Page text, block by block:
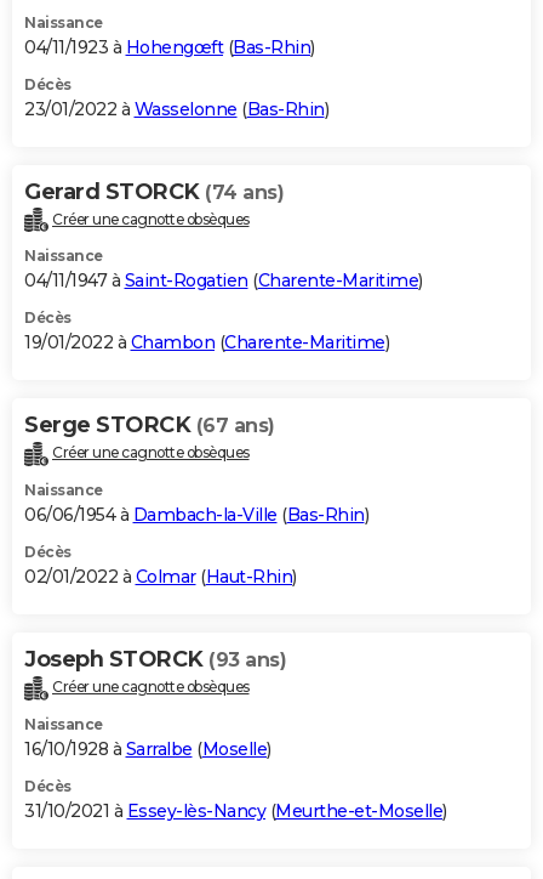
Naissance
04/11/1923 à Hohengœft(Bas-Rhin)
Décès
23/01/2022 à Wasselonne (Bas-Rhin)
Gerard STORCK (74 ans)
Créer une cagnotte obsèques
Naissance
04/11/1947 à Saint-Rogatien (Charente-Maritime)
Décès
19/01/2022 à Chambon (Charente-Maritime)
Serge STORCK (67 ans)
Créer une cagnotte obsèques
Naissance
06/06/1954 à Dambach-la-Ville (Bas-Rhin)
Décès
02/01/2022 à Colmar(Haut-Rhin)
Joseph STORCK (93 ans)
Créer une cagnotte obsèques
Naissance
16/10/1928 à Sarralbe (Moselle)
Décès
31/10/2021 à Essey-lès-Nancy(Meurthe-et-Moselle)